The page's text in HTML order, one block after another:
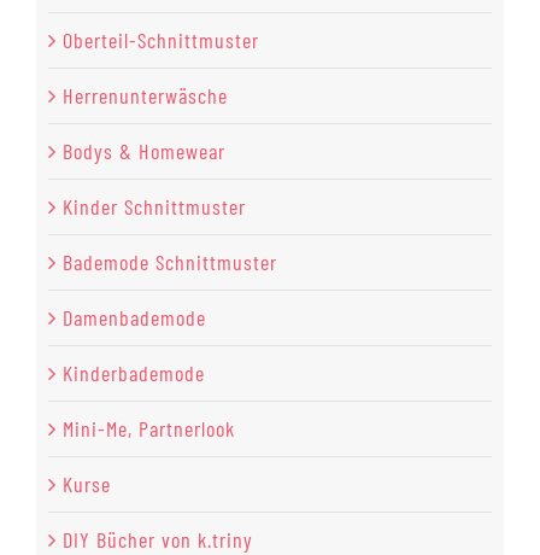
Oberteil-Schnittmuster
Herrenunterwäsche
Bodys & Homewear
Kinder Schnittmuster
Bademode Schnittmuster
Damenbademode
Kinderbademode
Mini-Me, Partnerlook
Kurse
DIY Bücher von k.triny